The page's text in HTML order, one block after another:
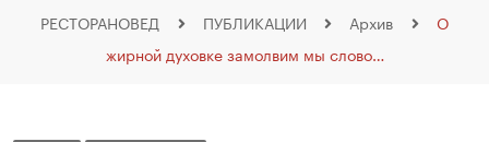
РЕСТОРАНОВЕД ПУБЛИКАЦИИ Архив
О
жирной духовке замолвим мы слово…